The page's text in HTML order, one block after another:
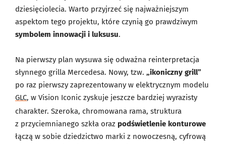
dziesięciolecia. Warto przyjrzeć się najważniejszym
aspektom tego projektu, które czynią go prawdziwym
symbolem innowacji i luksusu.
Na pierwszy plan wysuwa się odważna reinterpretacja
słynnego grilla Mercedesa. Nowy, tzw. „ikoniczny grill”
po raz pierwszy zaprezentowany w elektrycznym modelu
GLC, w Vision Iconic zyskuje jeszcze bardziej wyrazisty
charakter. Szeroka, chromowana rama, struktura
z przyciemnianego szkła oraz podświetlenie konturowe
łączą w sobie dziedzictwo marki z nowoczesną, cyfrową